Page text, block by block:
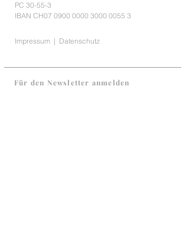
PC 30-55-3
IBAN CH07 0900 0000 3000 0055 3
Für den Newsletter anmelden
Impressum | Datenschutz